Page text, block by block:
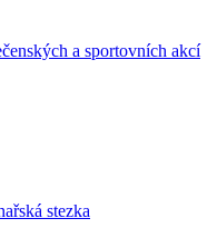
a sportovních akcí
stezka